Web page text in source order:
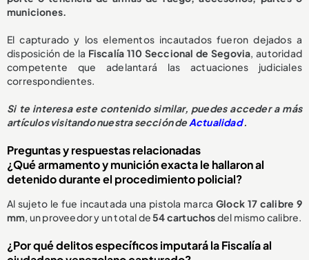
municiones.
El capturado y los elementos incautados fueron dejados a
disposición de la Fiscalía 110 Seccional de Segovia, autoridad
competente que adelantará las actuaciones judiciales
correspondientes.
Si te interesa este contenido similar, puedes acceder a más
artículos visitando nuestra sección deActualidad.
Preguntas y respuestas relacionadas
¿Qué armamento y munición exacta le hallaron al
detenido durante el procedimiento policial?
Al sujeto le fue incautada una pistola marca Glock 17 calibre 9
mm, un proveedor y un total de54 cartuchosdel mismo calibre.
¿Por qué delitos específicos imputará la Fiscalía al